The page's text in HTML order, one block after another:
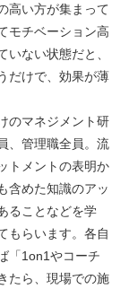
高い方が集まって
モチベーション高
いない状態だと、
だけで、効果が薄
のマネジメント研
、管理職全員。流
トメントの表明か
含めた知識のアッ
ることなどを学
もらいます。各自
「1on1やコーチ
たら、現場での施